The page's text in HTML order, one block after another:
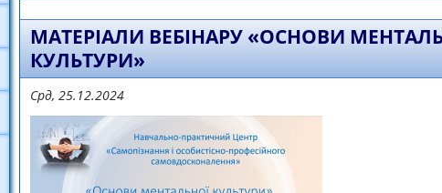
МАТЕРІАЛИ ВЕБІНАРУ «ОСНОВИ
КУЛЬТУРИ»
Срд, 25.12.2024